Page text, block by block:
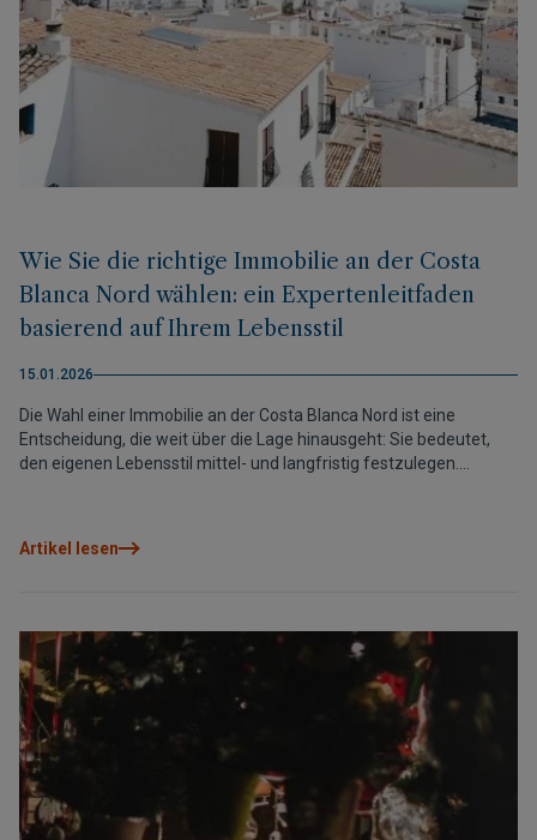
Wie Sie die richtige Immobilie an der Costa
Blanca Nord wählen: ein Expertenleitfaden
basierend auf Ihrem Lebensstil
15.01.2026
Die Wahl einer Immobilie an der Costa Blanca Nord ist eine
Entscheidung, die weit über die Lage hinausgeht: Sie bedeutet,
den eigenen Lebensstil mittel- und langfristig festzulegen.
Leitfaden stellt die wichtigsten Regionen der Costa Blanca Nord
und morgen ihren Wert behält.
Artikel lesen